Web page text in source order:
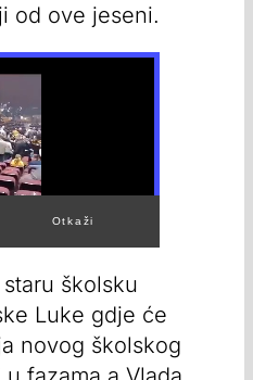
od ove jeseni.
školsku
Luke gdje će
novog školskog